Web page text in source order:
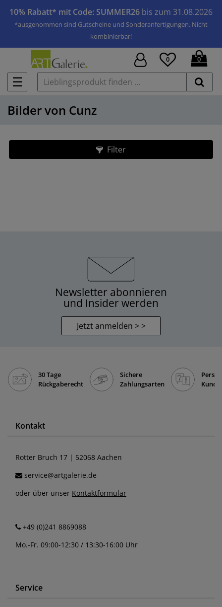
10% Rabatt* mit Code: SUMMER26 bis zum 31.08.2026
*ausgenommen sind Gutscheine und Sonderanfertigungen. Nicht
kombinierbar!
☰
0 0
Bilder von Cunz
Filter
Newsletter abonnieren
und Insider werden
Jetzt anmelden > >
30 Tage
Rückgaberecht
Sichere
Zahlungsarten
Kontakt
Rotter Bruch 17 | 52068 Aachen
service@artgalerie.de
oder über unser Kontaktformular
+49 (0)241 8869088
Mo.-Fr. 09:00-12:30 / 13:30-16:00 Uhr
Service